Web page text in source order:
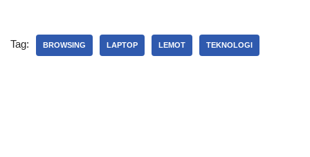
Tag: BROWSING LAPTOP LEMOT TEKNOLOGI